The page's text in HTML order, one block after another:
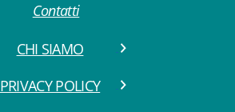
Contatti
CHI SIAMO
PRIVACY POLICY